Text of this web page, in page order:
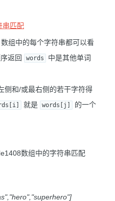
串匹配
数组中的每个字符串都可以看
返回 words
中是其他单词
侧和/或最右侧的若干字符得
就是 words[j]
的一个